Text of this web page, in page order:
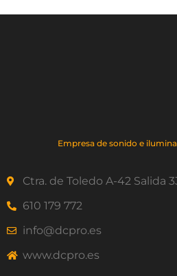
Empresa de sonido e
Ctra. de Toledo A-42 Salida
610 179 772
info@dcpro.es
www.dcpro.es